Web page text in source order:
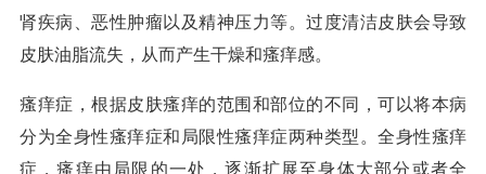
肾疾病、恶性肿瘤以及精神压力等。过度清洁皮肤会导致
皮肤油脂流失，从而产生干燥和瘙痒感。
瘙痒症，根据皮肤瘙痒的范围和部位的不同，可以将本病
分为全身性瘙痒症和局限性瘙痒症两种类型。全身性瘙痒
症，瘙痒由局限的一处，逐渐扩展至身体大部分或者全